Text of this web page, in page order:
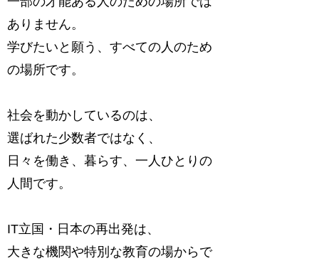
ありません。
学びたいと願う、すべての人のため
の場所です。
社会を動かしているのは、
選ばれた少数者ではなく、
日々を働き、暮らす、一人ひとりの
人間です。
IT立国・日本の再出発は、
大きな機関や特別な教育の場からで